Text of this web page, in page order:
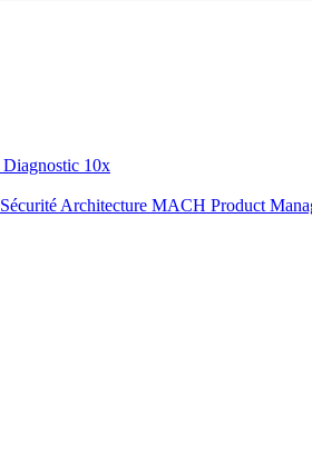
Diagnostic 10x
Sécurité Architecture MACH Product